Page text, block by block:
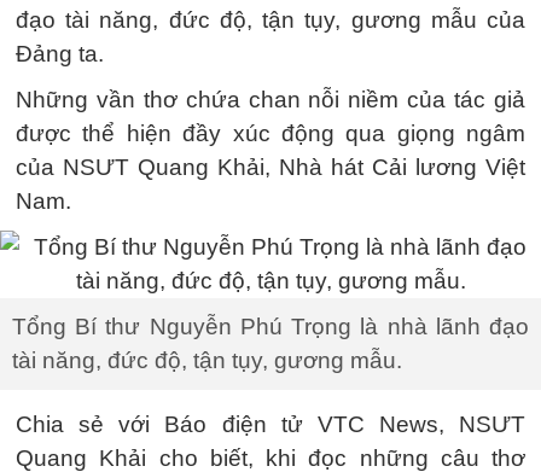
đạo tài năng, đức độ, tận tụy, gương mẫu của
Đảng ta.
Những vần thơ chứa chan nỗi niềm của tác giả
được thể hiện đầy xúc động qua giọng ngâm
của NSƯT Quang Khải, Nhà hát Cải lương Việt
Nam.
Tổng Bí thư Nguyễn Phú Trọng là nhà lãnh đạo
tài năng, đức độ, tận tụy, gương mẫu.
Chia sẻ với Báo điện tử VTC News, NSƯT
Quang Khải cho biết, khi đọc những câu thơ